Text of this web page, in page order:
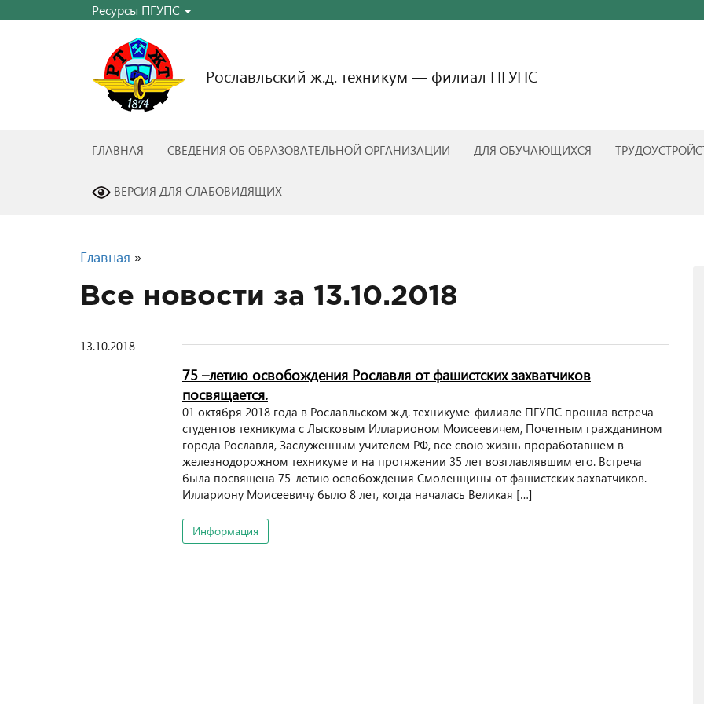
Ресурсы ПГУПС
Рославльский ж.д. техникум — филиал ПГУПС
ГЛАВНАЯ СВЕДЕНИЯ ОБ ОБРАЗОВАТЕЛЬНОЙ ОРГАНИЗАЦИИ ДЛЯ ОБУЧАЮЩИХСЯ
ВЕРСИЯ ДЛЯ СЛАБОВИДЯЩИХ
Главная »
Все новости за 13.10.2018
13.10.2018
75 –летию освобождения Рославля от фашистских захватчиков
посвящается.
01 октября 2018 года в Рославльском ж.д. техникуме-филиале ПГУПС прошла встреча
студентов техникума с Лысковым Илларионом Моисеевичем, Почетным гражданином
города Рославля, Заслуженным учителем РФ, все свою жизнь проработавшем в
железнодорожном техникуме и на протяжении 35 лет возглавлявшим его. Встреча
была посвящена 75-летию освобождения Смоленщины от фашистских захватчиков.
Иллариону Моисеевичу было 8 лет, когда началась Великая […]
Информация